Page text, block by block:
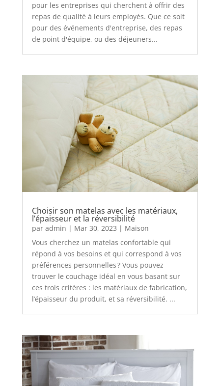
pour les entreprises qui cherchent à offrir des
repas de qualité à leurs employés. Que ce soit
pour des événements d'entreprise, des repas
de point d'équipe, ou des déjeuners...
Choisir son matelas avec les matériaux,
l’épaisseur et la réversibilité
par admin | Mar 30, 2023 | Maison
Vous cherchez un matelas confortable qui
répond à vos besoins et qui correspond à vos
préférences personnelles ? Vous pouvez
trouver le couchage idéal en vous basant sur
ces trois critères : les matériaux de fabrication,
l’épaisseur du produit, et sa réversibilité. ...